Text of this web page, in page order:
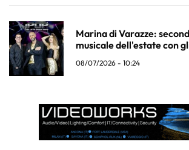
Marina di Varazze:
musicale dell'estate con
08/07/2026 - 10:24